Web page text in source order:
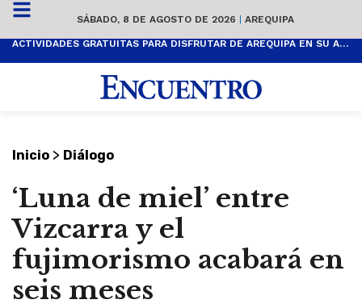
SÁBADO, 8 DE AGOSTO DE 2026 | AREQUIPA
ACTIVIDADES GRATUITAS PARA DISFRUTAR DE AREQUIPA EN SU ANIVERSARIO
Inicio > Diálogo
‘Luna de miel’ entre
Vizcarra y el
fujimorismo acabará en
seis meses